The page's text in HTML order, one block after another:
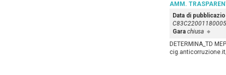
AMM.
Data di
C83C22001180005
Gara chiusa
DETERMINA_TD